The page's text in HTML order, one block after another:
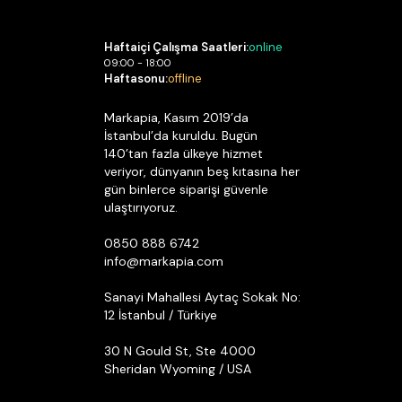
Haftaiçi Çalışma Saatleri:online
09:00 - 18:00
Haftasonu:offline
Markapia, Kasım 2019’da
İstanbul’da kuruldu. Bugün
140’tan fazla ülkeye hizmet
veriyor, dünyanın beş kıtasına her
gün binlerce siparişi güvenle
ulaştırıyoruz.
0850 888 6742
info@markapia.com
Sanayi Mahallesi Aytaç Sokak No:
12 İstanbul / Türkiye
30 N Gould St, Ste 4000
Sheridan Wyoming / USA